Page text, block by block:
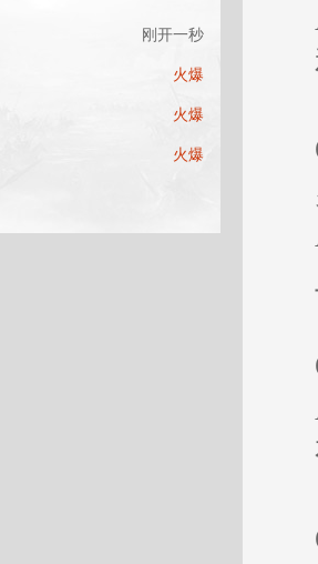
刚开一秒
火爆
火爆
火爆